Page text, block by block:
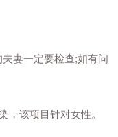
妻一定要检查;如有问
该项目针对女性。